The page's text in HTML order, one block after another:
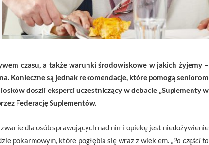
czasu, a także warunki środowiskowe w jakich żyjemy –
Konieczne są jednak rekomendacje, które pomogą seniorom
doszli eksperci uczestniczący w debacie „Suplementy w
Federację Suplementów.
dla osób sprawujących nad nimi opiekę jest niedożywienie
pokarmowym, które pogłębia się wraz z wiekiem. „Po części to